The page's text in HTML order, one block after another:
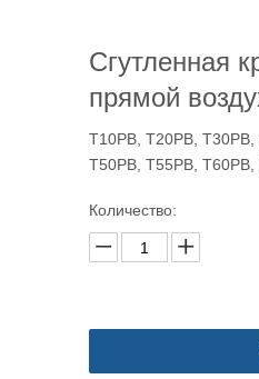
Сгутленная
прямой
T10PB, T20PB,
T50PB, T55PB, T60PB,
Количество: